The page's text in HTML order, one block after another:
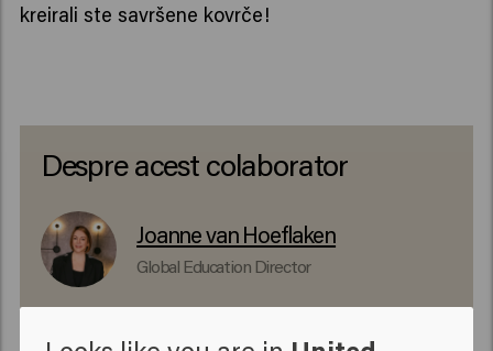
kreirali ste savršene kovrče!
Despre acest colaborator
Joanne van Hoeflaken
Global Education Director